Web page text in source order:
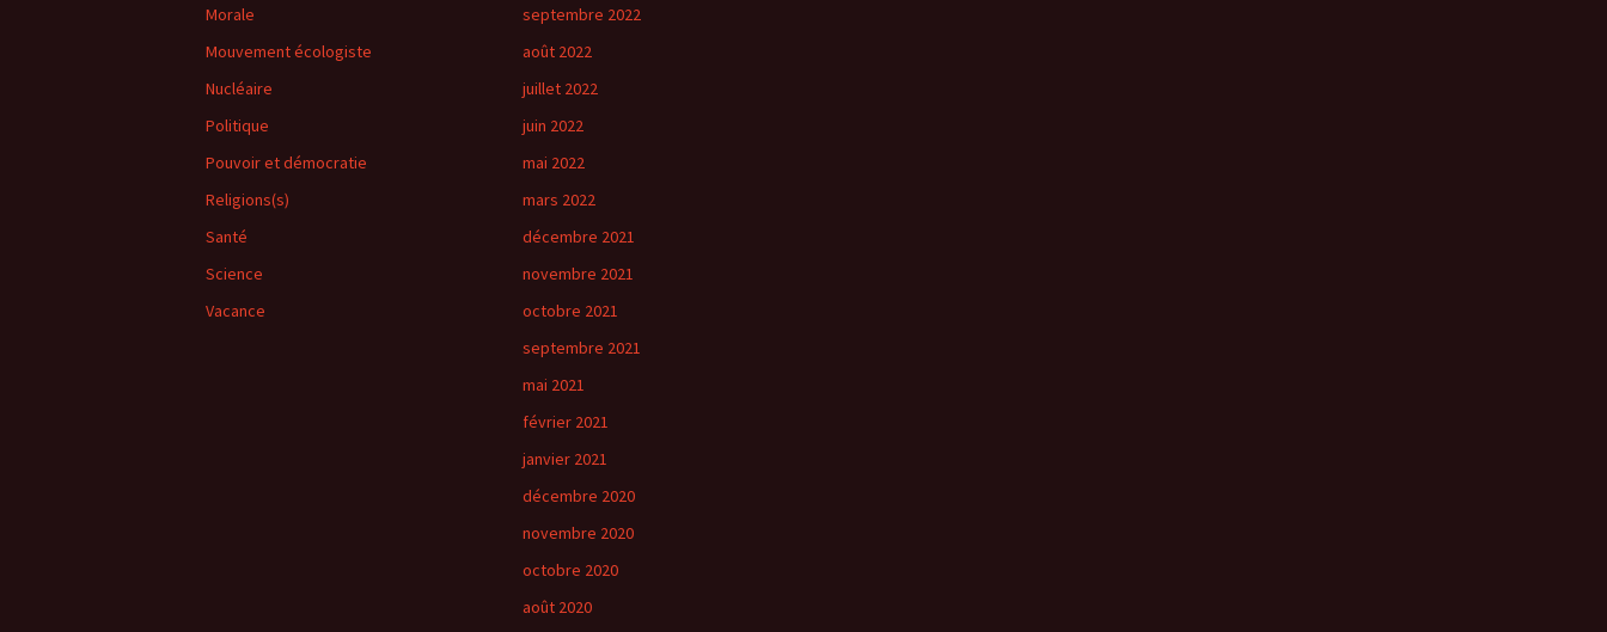
Morale
Mouvement écologiste
Nucléaire
Politique
Pouvoir et démocratie
Religions(s)
Santé
Science
Vacance
septembre 2022
août 2022
juillet 2022
juin 2022
mai 2022
mars 2022
décembre 2021
novembre 2021
octobre 2021
septembre 2021
mai 2021
février 2021
janvier 2021
décembre 2020
novembre 2020
octobre 2020
août 2020